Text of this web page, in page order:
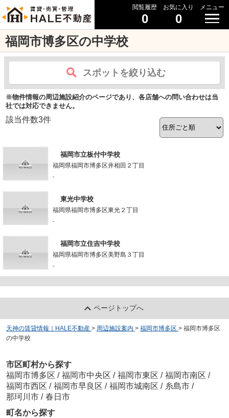
閲覧履歴
0
お気に入り
0
メニュー
福岡市博多区の中学校
スポットを絞り込む
※物件情報の周辺施設紹介のページであり、各店舗への問い合わせは当
社では対応できません。
該当件数3件
福岡市立板付中学校
福岡県福岡市博多区井相田２丁目
-
東光中学校
福岡県福岡市博多区東光２丁目
-
福岡市立住吉中学校
福岡県福岡市博多区美野島３丁目
-
ページトップへ
天神の賃貸情報｜HALE不動産 > 周辺施設案内 > 福岡市博多区 > 福岡市博多区
の中学校
市区町村から探す
福岡市博多区 / 福岡市中央区 / 福岡市東区 / 福岡市南区 /
福岡市西区 / 福岡市早良区 / 福岡市城南区 / 糸島市 /
那珂川市 / 春日市
町名から探す